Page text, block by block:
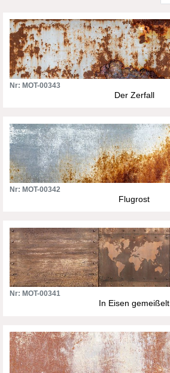
Nr: MOT-00343
Der Zerfall
Nr: MOT-00342
Flugrost
Nr: MOT-00341
In Eisen gemeißelt